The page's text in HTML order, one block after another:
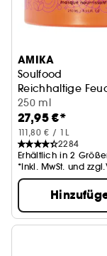
AMIKA
Soulfood
Reichhaltige
250 ml
27,95 €*
111,80 € / 1L
2284
Erhältlich in 2
*Inkl. MwSt. und